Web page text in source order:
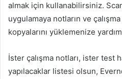
almak için kullanabilirsiniz.
uygulamaya notların ve çalışma
kopyalarını yüklemenize
İster çalışma notları, ister test
yapılacaklar listesi olsun,